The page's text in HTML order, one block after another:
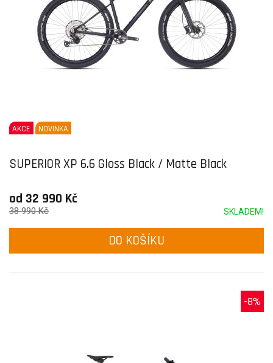
AKCE NOVINKA
SUPERIOR XP 6.6 Gloss Black / Matte Black
od 32 990 Kč
SKLADEM!
38 990 Kč
DO KOŠÍKU
-8%